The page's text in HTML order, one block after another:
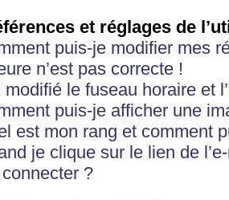
et réglages de
puis-je modifier mes
n’est pas correcte !
modifié le fuseau horaire et
puis-je afficher une
est mon rang et comment
je clique sur le lien de
?